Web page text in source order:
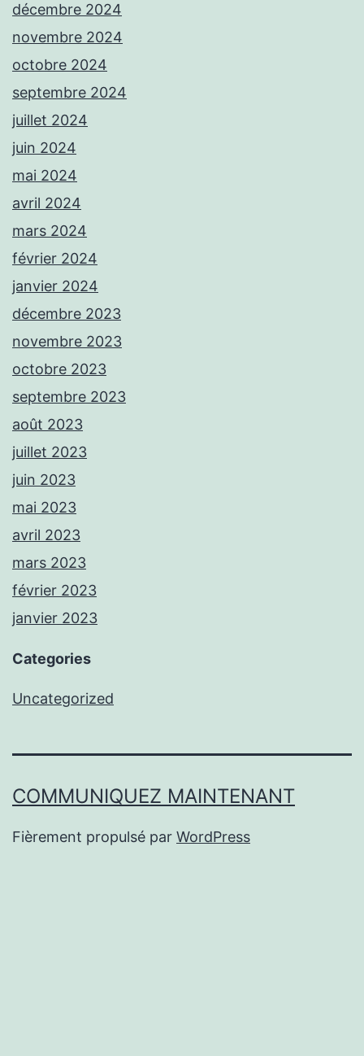
décembre 2024
novembre 2024
octobre 2024
septembre 2024
juillet 2024
juin 2024
mai 2024
avril 2024
mars 2024
février 2024
janvier 2024
décembre 2023
novembre 2023
octobre 2023
septembre 2023
août 2023
juillet 2023
juin 2023
mai 2023
avril 2023
mars 2023
février 2023
janvier 2023
Categories
Uncategorized
COMMUNIQUEZ MAINTENANT
Fièrement propulsé par WordPress